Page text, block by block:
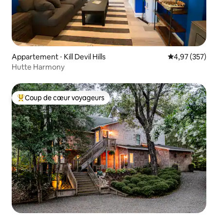
Appartement ⋅ Kill Devil Hills Évaluation
4,97 (357)
Hutte Harmony
Coups de cœur voyageurs les plus appréciés
Coup de cœur voyageurs